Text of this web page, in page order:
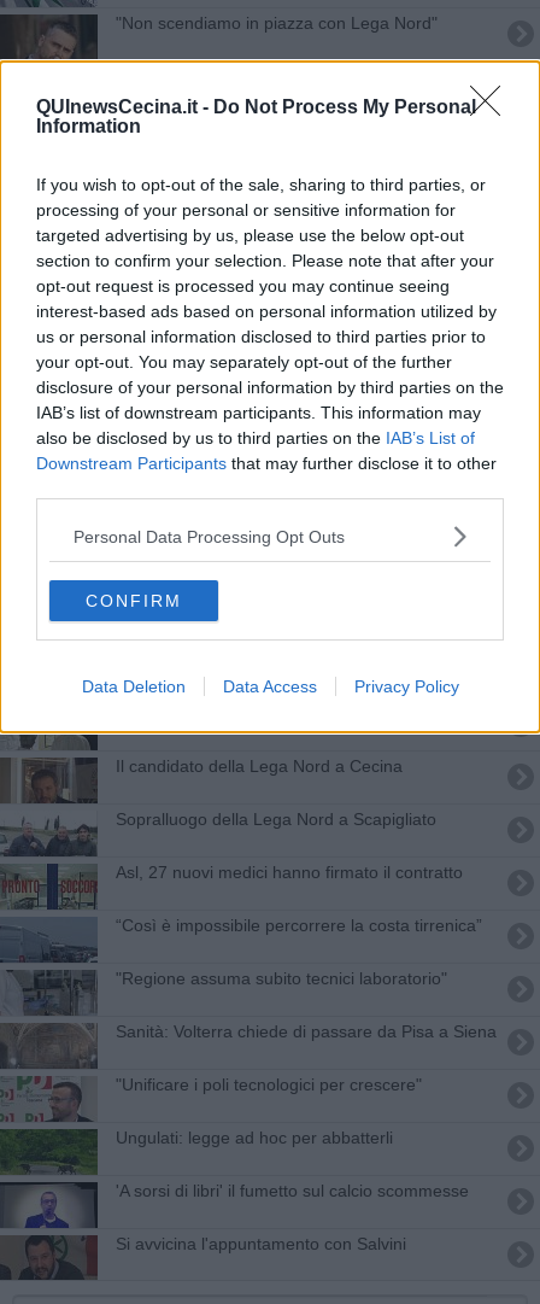
QUInewsCecina.it - Do Not Process My Personal
Information
If you wish to opt-out of the sale, sharing to third parties, or
processing of your personal or sensitive information for
targeted advertising by us, please use the below opt-out
section to confirm your selection. Please note that after your
opt-out request is processed you may continue seeing
interest-based ads based on personal information utilized by
us or personal information disclosed to third parties prior to
your opt-out. You may separately opt-out of the further
disclosure of your personal information by third parties on the
IAB’s list of downstream participants. This information may
also be disclosed by us to third parties on the IAB’s List of
Downstream Participants that may further disclose it to other
Personal Data Processing Opt Outs
CONFIRM
Data Deletion Data Access Privacy Policy
"Non scendiamo in piazza con Lega Nord"
Massimiliano Rugo lascia Fratelli d'Italia
Aumenti della Tari, chiesti chiarimenti
"Superare lo stallo del settore balneare"
"Puntiamo su imprese, infrastrutture e ambiente"
"Servono medici per oncoematologia"
Smith: "la partita non è chiusa ma neanche vinta"
"Rugo stai sereno"
Rugo risponde alla Lega
Non si placa la polemica fra Gasperini e Lippi
Circoscrizione livornese, i più votati
Il candidato della Lega Nord a Cecina
Sopralluogo della Lega Nord a Scapigliato
Asl, 27 nuovi medici hanno firmato il contratto
“Così è impossibile percorrere la costa tirrenica”
"Regione assuma subito tecnici laboratorio"
Sanità: Volterra chiede di passare da Pisa a Siena
"Unificare i poli tecnologici per crescere"
Ungulati: legge ad hoc per abbatterli
'A sorsi di libri' il fumetto sul calcio scommesse
Si avvicina l'appuntamento con Salvini